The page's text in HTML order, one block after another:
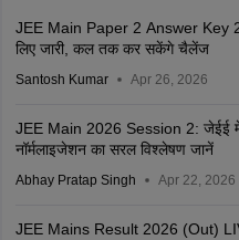
JEE Main Paper 2 Answer Key
लिए जारी, कल तक कर सकेंगे चैलेंज
Santosh Kumar Apr 26, 2026
JEE Main 2026 Session 2: जेईई
नॉर्मलाइजेशन का सरल विश्लेषण जानें
Abhay Pratap Singh Apr 22, 2026
JEE Mains Result 2026 (Out)